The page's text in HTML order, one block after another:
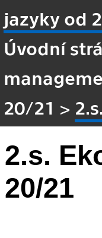
jazyky od
Úvodní
20/21 >
2.s.
20/21